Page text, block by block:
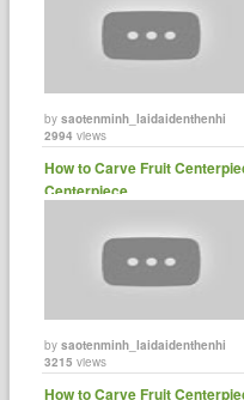
bysaotenminh_laidaidenthenhi
2994 views
How to Carve Fruit
Centerpiece
bysaotenminh_laidaidenthenhi
3215 views
How to Carve Fruit